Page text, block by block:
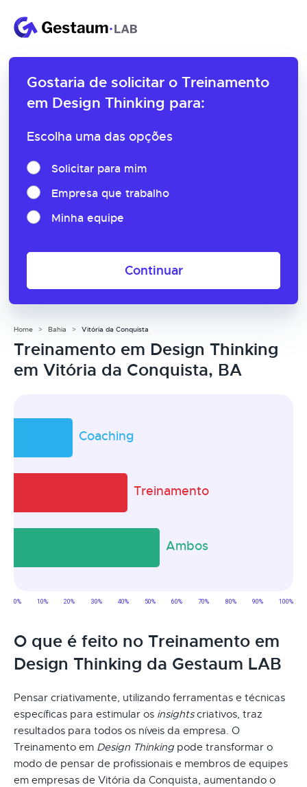
Gostaria de solicitar o Treinamento
em Design Thinking para:
Escolha uma das opções
Solicitar para mim
Empresa que trabalho
Minha equipe
Continuar
Home Bahia Vitória da Conquista
Treinamento em Design Thinking
em Vitória da Conquista, BA
O que é feito no Treinamento em
Design Thinking da Gestaum LAB
Pensar criativamente, utilizando ferramentas e técnicas
específicas para estimular os insightscriativos, traz
resultados para todos os níveis da empresa. O
Treinamento em Design Thinking pode transformar o
modo de pensar de profissionais e membros de equipes
em empresas de Vitória da Conquista, aumentando o